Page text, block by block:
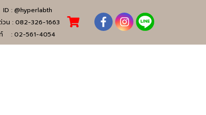
ID : @hyperlabth
น : 082-326-1663
ท์ : 02-561-4054